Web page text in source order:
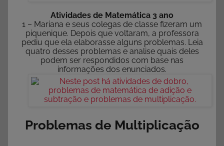
Atividades de Matemática 3 ano
1 – Mariana e seus colegas de classe fizeram um
piquenique. Depois que voltaram, a professora
pediu que ela elaborasse alguns problemas. Leia
quatro desses problemas e analise quais deles
podem ser respondidos com base nas
informações dos enunciados.
Problemas de Multiplicação